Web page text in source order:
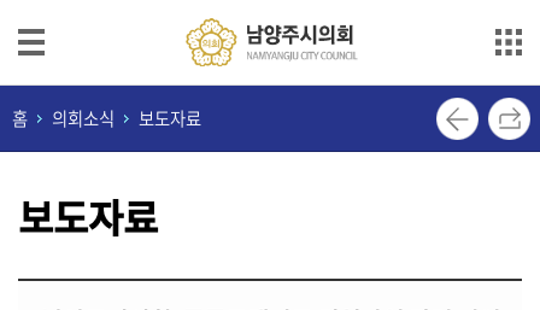
본문으로 바로가기
메인메뉴 바로가기
의
회
내
원
홈 의회소식 보도자료
보도자료